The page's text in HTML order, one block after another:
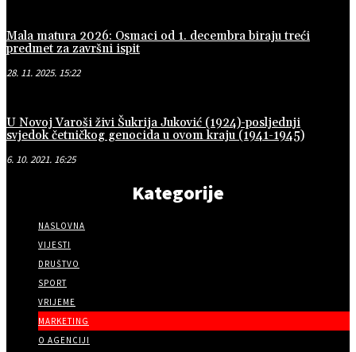
Mala matura 2026: Osmaci od 1. decembra biraju treći
predmet za završni ispit
28. 11. 2025. 15:22
U Novoj Varoši živi Šukrija Juković (1924)-posljednji
svjedok četničkog genocida u ovom kraju (1941-1945)
6. 10. 2021. 16:25
Kategorije
NASLOVNA
VIJESTI
DRUŠTVO
SPORT
VRIJEME
MARKETING
O AGENCIJI